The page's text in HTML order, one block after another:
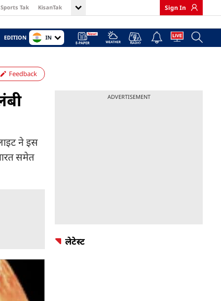
Sports Tak KisanTak Sign In
EDITION IN
Feedback
ने इस
समेत
ADVERTISEMENT
लेटेस्ट